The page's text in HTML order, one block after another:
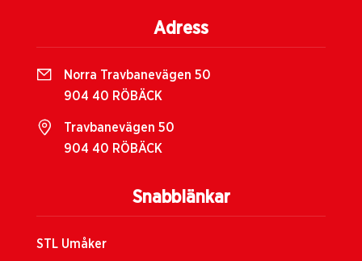
Snabblänkar
STL Umåker
Adress
Norra Travbanevägen 50
904 40 RÖBÄCK
Travbanevägen 50
904 40 RÖBÄCK